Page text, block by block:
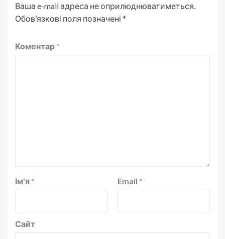
Ваша e-mail адреса не оприлюднюватиметься.
Обов’язкові поля позначені *
Коментар *
Ім'я * Email *
Сайт